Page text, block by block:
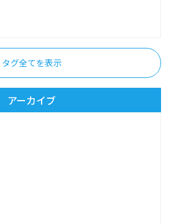
タグ全てを表示
アーカイブ